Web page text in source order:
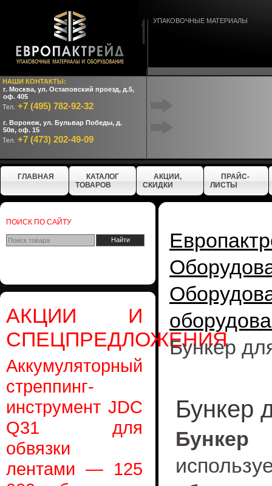
НАШИ КОНТАКТЫ:
г. Москва, ул. Остаповский проезд, д.5,
оф. 405
Тел. +7 (495) 782-92-32
г. Воронеж, ул. Бульвар Победы, д.
50в, оф. 15
Тел. +7 (473) 202-49-09
УПАКОВОЧНЫЕ МАТЕРИАЛЫ
ГЛАВНАЯ
КАТАЛОГ
ТОВАРОВ
АКЦИИ,
СКИДКИ
ПРАЙС-
ЛИСТЫ
ПОИСК ПО САЙТУ
АКЦИИ И
СПЕЦПРЕДЛОЖЕНИЯ
Аккумуляторный
стреппинг-
инструмент JDC
Q31 для
обвязки
лентами — 125
Бункер
Бункер